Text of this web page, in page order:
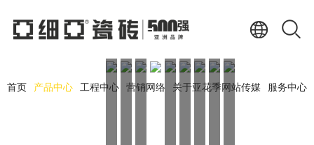
首页 产品中心 工程中心 营销网络 关于亚花季网站传媒 服务中心